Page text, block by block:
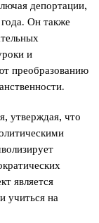
депортации,
Он также
и
преобразованию
утверждая, что
является
учиться на